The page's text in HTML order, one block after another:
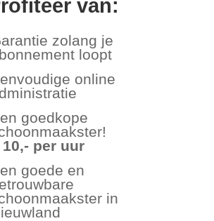
van:
zolang je
loopt
online
goedkope
10,- per uur
goede en
in